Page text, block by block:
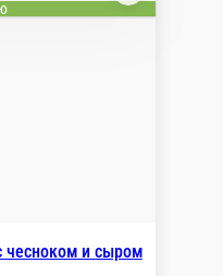
чесноком и сыром